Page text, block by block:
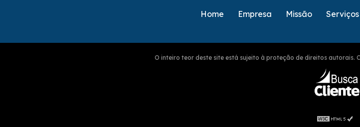
Home Empresa Missão Serviços
O inteiro teor deste site está sujeito à proteção de direitos autorais.